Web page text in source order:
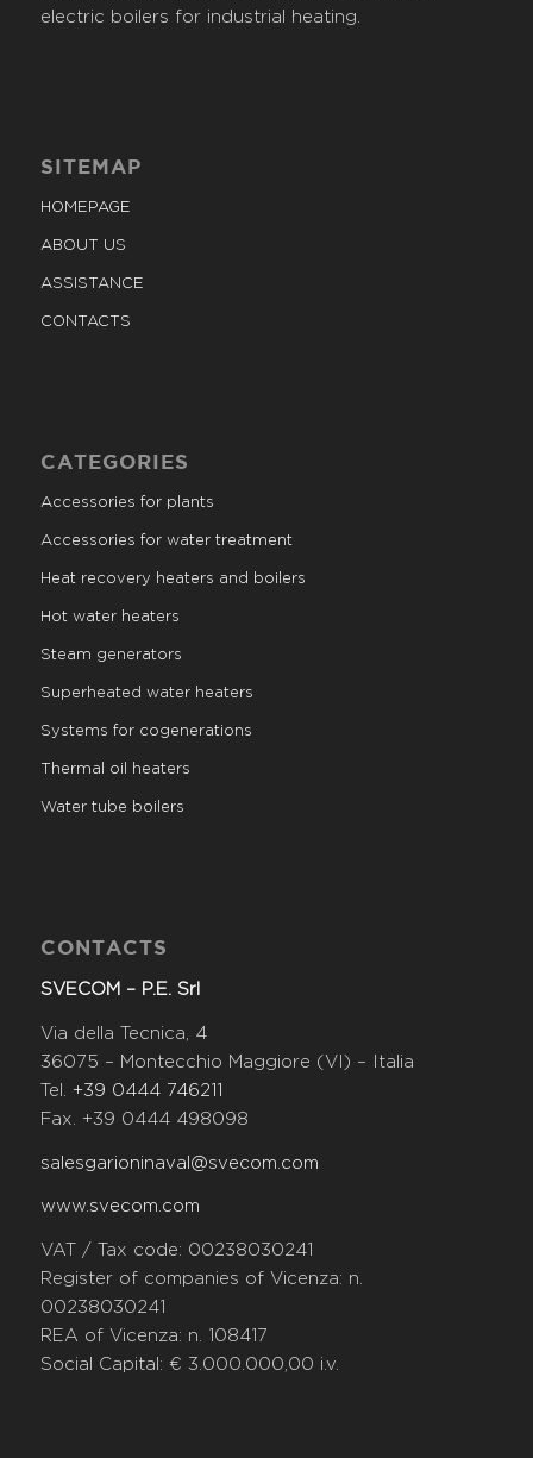
electric boilers for industrial heating.
SITEMAP
HOMEPAGE
ABOUT US
ASSISTANCE
CONTACTS
CATEGORIES
Accessories for plants
Accessories for water treatment
Heat recovery heaters and boilers
Hot water heaters
Steam generators
Superheated water heaters
Systems for cogenerations
Thermal oil heaters
Water tube boilers
CONTACTS
SVECOM – P.E. Srl
Via della Tecnica, 4
36075 – Montecchio Maggiore (VI) – Italia
Tel. +39 0444 746211
Fax. +39 0444 498098
salesgarioninaval@svecom.com
www.svecom.com
VAT / Tax code: 00238030241
Register of companies of Vicenza: n.
00238030241
REA of Vicenza: n. 108417
Social Capital: € 3.000.000,00 i.v.